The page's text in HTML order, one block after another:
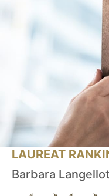
LAUREAT
Barbara